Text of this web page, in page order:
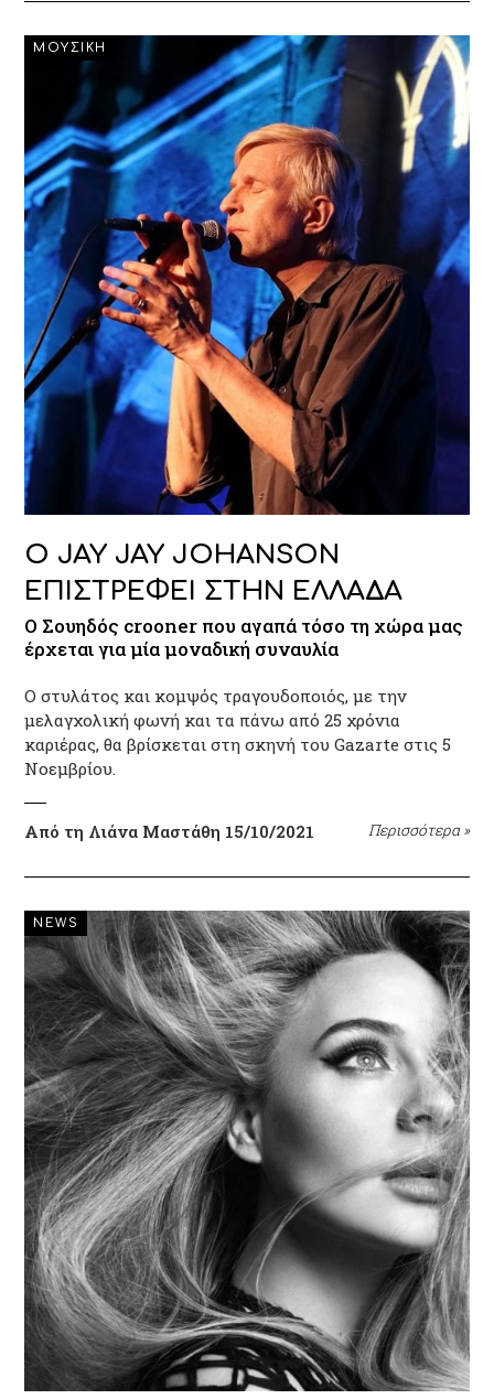
ΜΟΥΣΙΚΗ
Ο JAY JAY JOHANSON
ΕΠΙΣΤΡΕΦΕΙ ΣΤΗΝ ΕΛΛΑΔΑ
Ο Σουηδός crooner που αγαπά τόσο τη χώρα μας
έρχεται για μία μοναδική συναυλία
O στυλάτος και κομψός τραγουδοποιός, με την
μελαγχολική φωνή και τα πάνω από 25 χρόνια
καριέρας, θα βρίσκεται στη σκηνή του Gazarte στις 5
Νοεμβρίου.
Από τη Λιάνα Μαστάθη 15/10/2021 Περισσότερα »
NEWS